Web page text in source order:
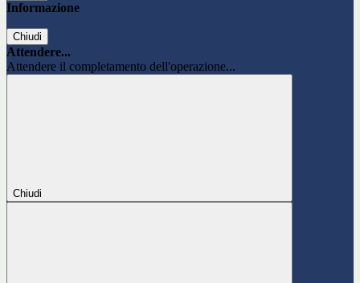
Informazione
Chiudi
Attendere...
Attendere il completamento dell'operazione...
Chiudi